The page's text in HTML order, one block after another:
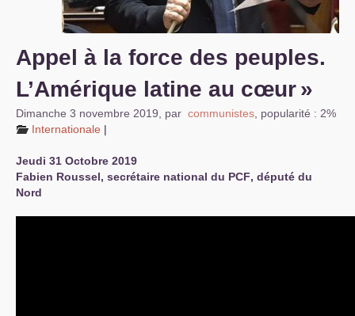
Appel à la force des peuples.
L’Amérique latine au cœur»
Dimanche 3 novembre 2019 par communistes popularité : 2%
Internationale |
Jeudi 31 Octobre 2019
Fabien Roussel, secrétaire national du PCF, député du
Nord